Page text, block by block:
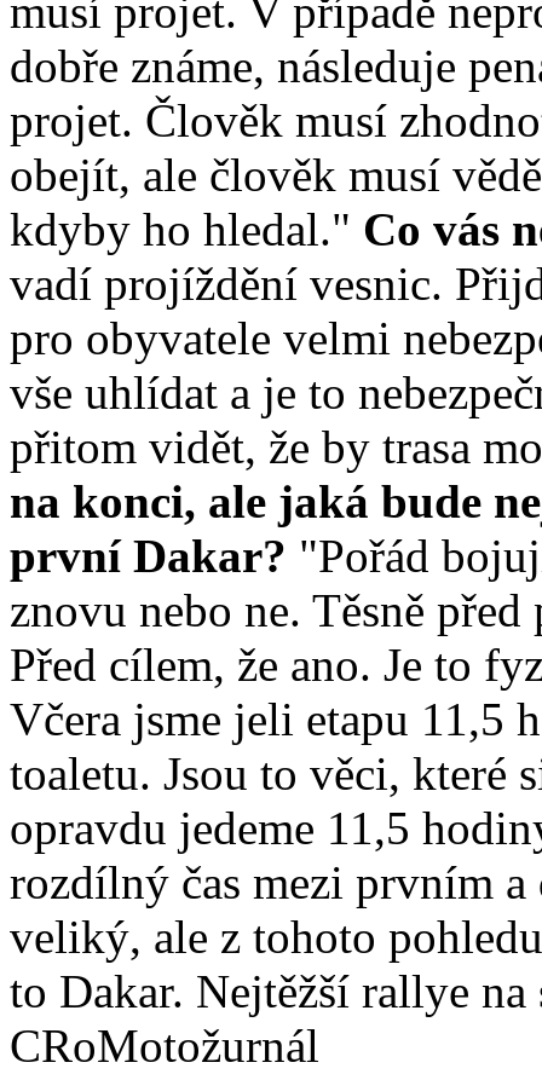
musí projet. V případě
dobře známe, následuje
projet. Člověk musí
obejít, ale člověk musí
kdyby ho hledal." Co vás
vadí projíždění vesnic.
pro obyvatele velmi
vše uhlídat a je to
přitom vidět, že by trasa
na konci, ale jaká bude
první Dakar? "Pořád
znovu nebo ne. Těsně
Před cílem, že ano. Je to
Včera jsme jeli etapu 11,5
toaletu. Jsou to věci, které
opravdu jedeme 11,5
rozdílný čas mezi prvním
veliký, ale z tohoto
to Dakar. Nejtěžší rallye na
CRoMotožurnál